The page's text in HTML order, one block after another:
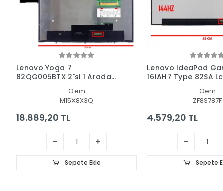
Lenovo Yoga 7
82QG005BTX 2'si 1 Arada
Oem
M15X8X3Q
18.889,20 TL
Sepete Ekle
Lenovo IdeaPad
16IAH7 Type 82SA
Oem
ZF8S787F
4.579,20 TL
Sepete